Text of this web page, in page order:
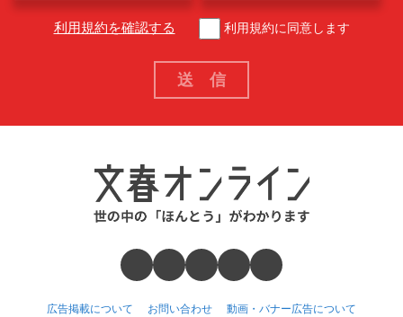
利用規約を確認する 利用規約に同意します
広告掲載について お問い合わせ 動画・バナー広告について